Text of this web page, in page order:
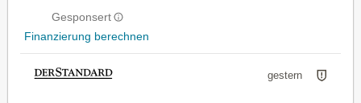
Gesponsert
Finanzierung berechnen
gestern